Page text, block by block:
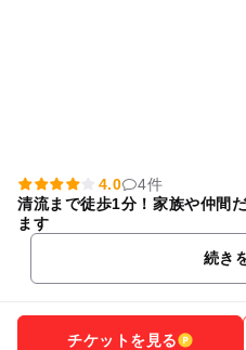
4.0
4件
清流まで徒歩1分！家族や仲間
ます
続き
チケットを見る